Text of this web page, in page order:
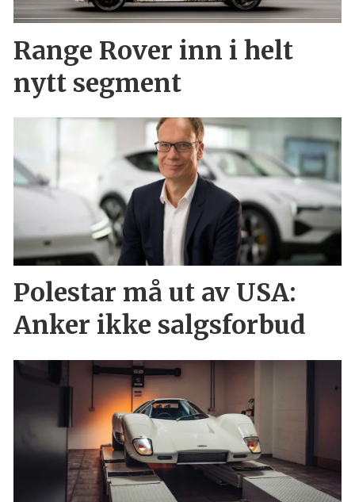
Range Rover inn i helt
nytt segment
Polestar må ut av USA:
Anker ikke salgsforbud